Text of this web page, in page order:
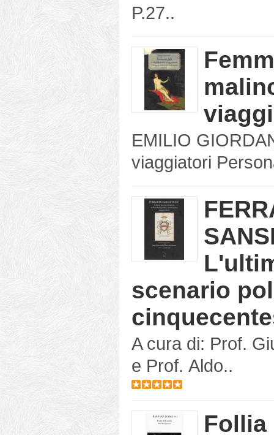
P.27..
EMILIO
viaggiatori
scenario
A cura di: Prof.
e Prof. Aldo..
Follia